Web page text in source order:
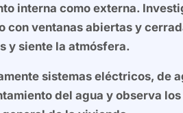
interna como externa.
ventanas abiertas y
y siente la atmósfera.
sistemas eléctricos, de
del agua y observa